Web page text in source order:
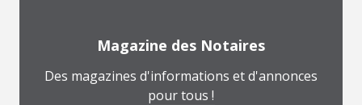
Magazine des Notaires
Des magazines d'informations et d'annonces
pour tous !